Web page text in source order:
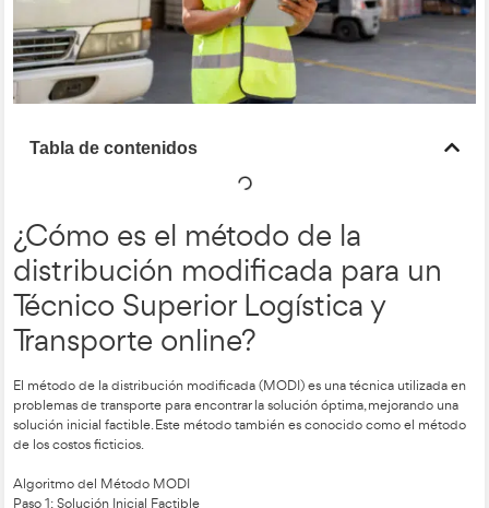
Tabla de contenidos
¿Cómo es el método de la
distribución modificada
Técnico Superior Logística